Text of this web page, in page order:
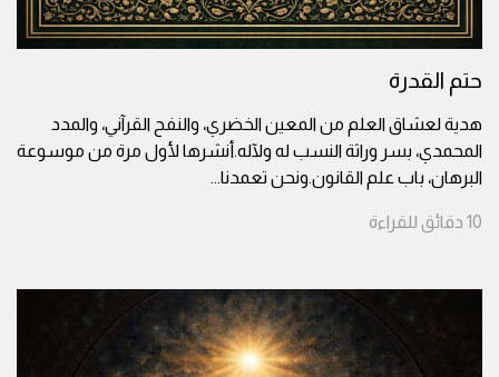
حتم القدرة
هدية لعشاق العلم من المعين الخضري، والنفح القرآني، والمدد
المحمدي، بسر وراثة النسب له ولآله.أنشرها لأول مرة من موسوعة
البرهان، باب علم القانون.ونحن تعمدنا...
10 دقائق للقراءة